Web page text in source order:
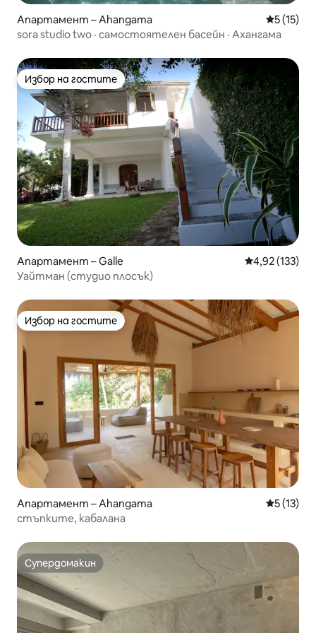
Апартамент – Ahangama Средна
5 (15)
sora studio two · самостоятелен басейн · Ахангама
Избор на гостите
Избор на гостите
Апартамент – Galle Средна
4,92 (133)
Уайтман (студио плосък)
Избор на гостите
Избор на гостите
Апартамент – Ahangama Средна
5 (13)
стъпките, кабалана
Супердомакин
Супердомакин